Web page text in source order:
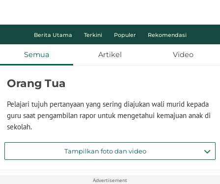
Berita Utama Terkini Populer Rekomendasi
Semua Artikel Video
Orang Tua
Pelajari tujuh pertanyaan yang sering diajukan wali murid kepada
guru saat pengambilan rapor untuk mengetahui kemajuan anak di
sekolah.
Tampilkan foto dan video
Advertisement